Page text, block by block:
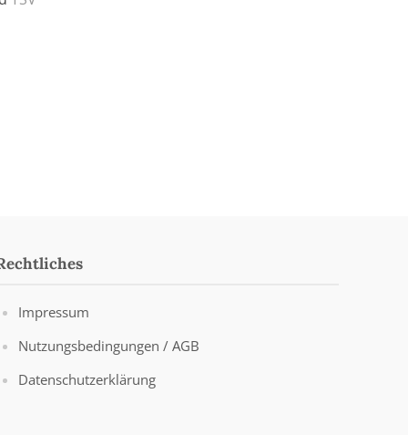
Impressum
Nutzungsbedingungen / AGB
Datenschutzerklärung